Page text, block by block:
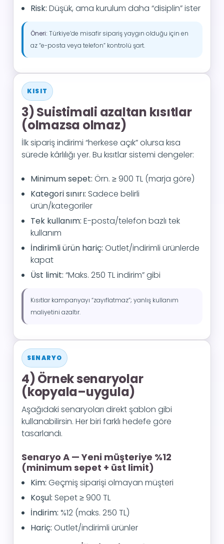
Risk: Düşük, ama kurulum daha “disiplin” ister
Öneri: Türkiye’de misafir sipariş yaygın olduğu için en
az “e-posta veya telefon” kontrolü şart.
KISIT
3) Suistimali azaltan kısıtlar
(olmazsa olmaz)
İlk sipariş indirimi “herkese açık” olursa kısa
sürede kârlılığı yer. Bu kısıtlar sistemi dengeler:
Minimum sepet: Örn. ≥ 900 TL (marja göre)
Kategori sınırı: Sadece belirli
ürün/kategoriler
Tek kullanım: E-posta/telefon bazlı tek
kullanım
İndirimli ürün hariç: Outlet/indirimli ürünlerde
kapat
Üst limit: “Maks. 250 TL indirim” gibi
Kısıtlar kampanyayı “zayıflatmaz”; yanlış kullanım
maliyetini azaltır.
SENARYO
4) Örnek senaryolar
(kopyala–uygula)
Aşağıdaki senaryoları direkt şablon gibi
kullanabilirsin. Her biri farklı hedefe göre
tasarlandı.
Senaryo A — Yeni müşteriye %12
(minimum sepet + üst limit)
Kim: Geçmiş siparişi olmayan müşteri
Koşul: Sepet ≥ 900 TL
İndirim: %12 (maks. 250 TL)
Hariç: Outlet/indirimli ürünler